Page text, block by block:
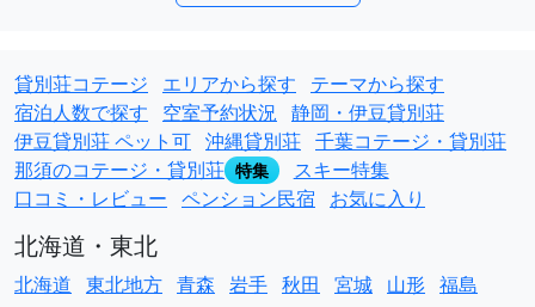
貸別荘コテージ エリアから探す
テーマから探す
宿泊人数で探す
空室予約状況 静岡・伊豆貸別荘
伊豆貸別荘 ペット可 沖縄貸別荘 千葉コテージ・貸別荘
那須のコテージ・貸別荘 特集
スキー特集
口コミ・レビュー ペンション民宿 お気に入り
北海道・東北
北海道 東北地方 青森 岩手 秋田 宮城 山形 福島